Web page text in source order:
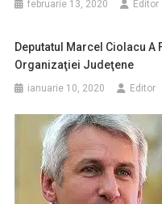
februarie 13, 2020 Editor
Deputatul Marcel Ciolacu A
Organizaţiei Judeţene
ianuarie 10, 2020 Editor